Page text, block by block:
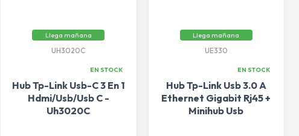
Llega mañana
UH3020C
EN STOCK
Hub Tp-Link Usb-C 3 En 1
Hdmi/Usb/Usb C -
Uh3020C
Llega mañana
UE330
EN STOCK
Hub Tp-Link Usb 3.0 A
Ethernet Gigabit Rj45 +
Minihub Usb